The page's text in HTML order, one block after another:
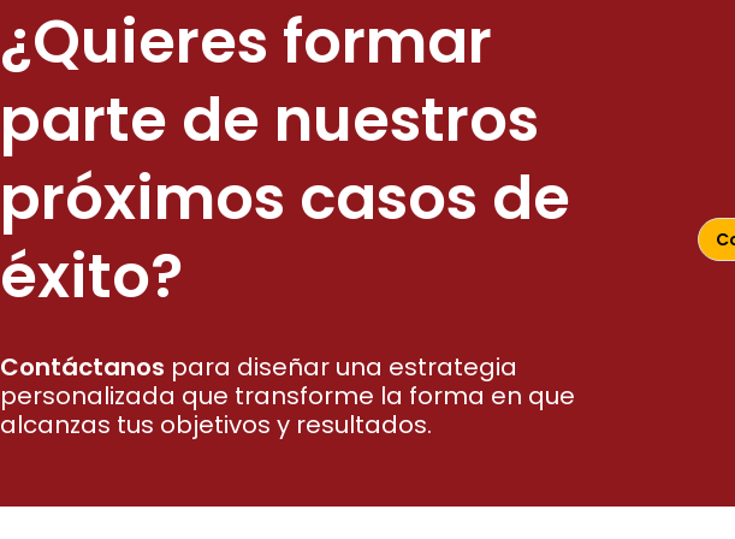
¿Quieres formar
parte de nuestros
próximos casos de
éxito?
Contáctanos para diseñar una estrategia
personalizada que transforme la forma en que
alcanzas tus objetivos y resultados.